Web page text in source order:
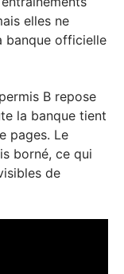
elles ne
banque officielle
B repose
la banque tient
pages. Le
borné, ce qui
de